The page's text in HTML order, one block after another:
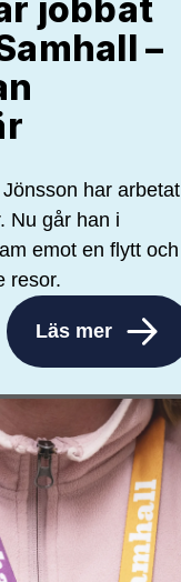
jobbat
–
har arbetat
Nu går han i
emot en flytt och
resor.
Läs mer